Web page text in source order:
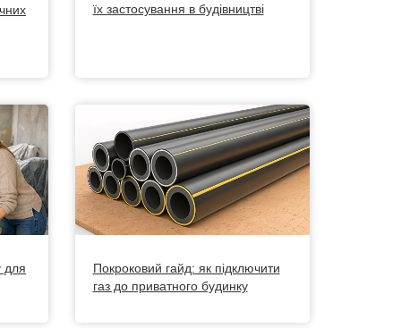
їх застосування в будівництві
для
Покроковий гайд: як підключити
газ до приватного будинку